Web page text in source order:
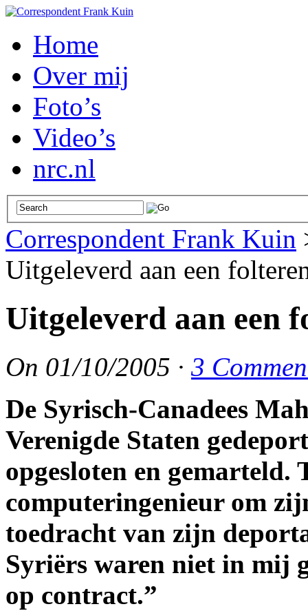
Home
Over mij
Foto’s
Video’s
nrc.nl
Correspondent Frank Kuin
Uitgeleverd aan een
Uitgeleverd aan een
On 01/10/2005 · 3
De Syrisch-Canadees
Verenigde Staten
opgesloten en gemarteld.
computeringenieur om
toedracht van zijn
Syriërs waren niet in mij
op contract.”